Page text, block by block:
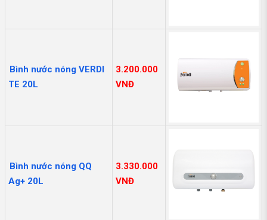
Bình nước nóng VERDI
TE 20L
3.200.000
VNĐ
Bình nước nóng QQ
Ag+ 20L
3.330.000
VNĐ